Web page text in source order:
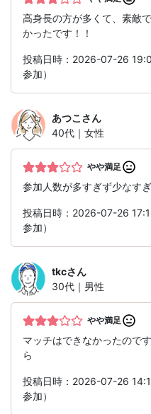
高身長の方が多くて、素敵
かったです！！
投稿日時：2026-07-26
参加）
あつこ さん
40代｜女性
やや満足
参加人数が多すぎず少なす
投稿日時：2026-07-26
参加）
tkcさん
30代｜男性
やや満足
マッチはできなかったので
ら
投稿日時：2026-07-26
参加）